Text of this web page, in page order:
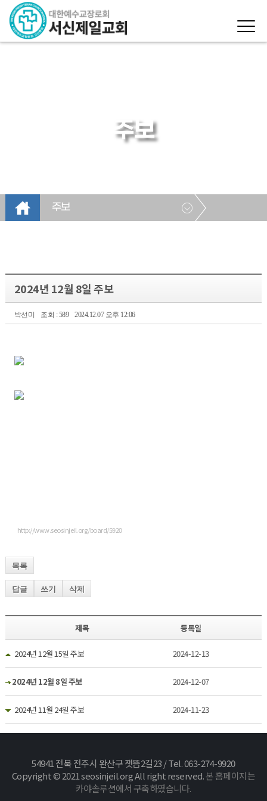
주보
주보
2024년 12월 8일 주보
박선미 조회 : 589 2024.12.07 오후 12:06
http://www.seosinjeil.org/board/5920
목록
답글 쓰기 삭제
제목 등록일
2024년 12월 15일 주보 2024-12-13
2024년 12월 8일 주보 2024-12-07
2024년 11월 24일 주보 2024-11-23
54941 전북 전주시 완산구 잿뜸2길23 / Tel. 063-274-9920
Copyright © 2021 seosinjeil.org All right reserved.본 홈페이지는
카야솔루션에서 구축하였습니다.